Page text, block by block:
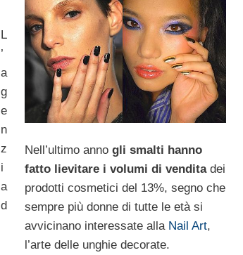
L
’
a
g
e
n
z
i
a
d
Nell’ultimo anno gli smalti hanno
fatto lievitare i volumi di venditadei
prodotti cosmetici del 13%, segno che
sempre più donne di tutte le età si
avvicinano interessate alla Nail Art,
l’arte delle unghie decorate.